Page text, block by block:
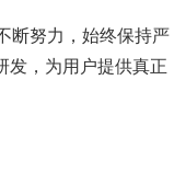
断努力，始终保持严
发，为用户提供真正